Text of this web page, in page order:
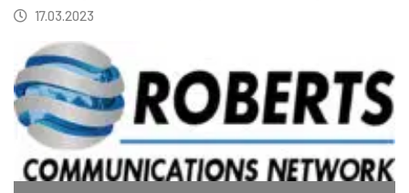
17.03.2023